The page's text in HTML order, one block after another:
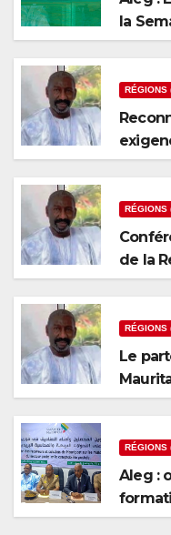
la
niveau
RÉGIONS
RÉGIONS
de la
RÉGIONS
Le
RÉGIONS
Aleg :